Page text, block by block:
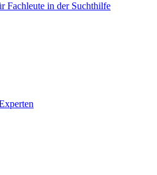
Fachleute in der Suchthilfe